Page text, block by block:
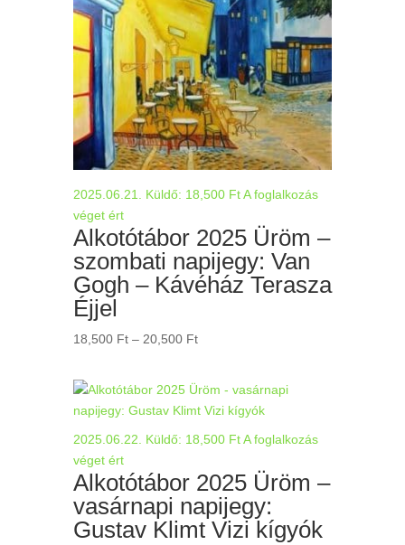
2025.06.21. Küldő: 18,500 Ft A foglalkozás
véget ért
Alkotótábor 2025 Üröm –
szombati napijegy: Van
Gogh – Kávéház Terasza
Éjjel
18,500 Ft – 20,500 FtÁrtartomány:
2025.06.22. Küldő: 18,500 Ft A foglalkozás
véget ért
Alkotótábor 2025 Üröm –
vasárnapi napijegy:
Gustav Klimt Vizi kígyók